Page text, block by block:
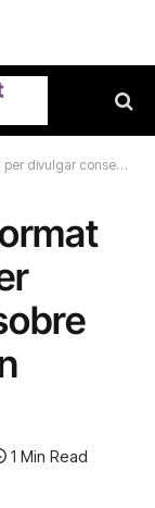
i prevenció en xarxes socials
1 Min Read